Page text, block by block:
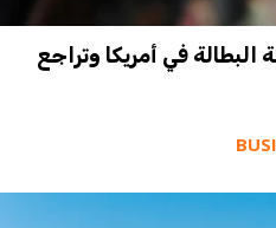
في أمريكا وتراجع